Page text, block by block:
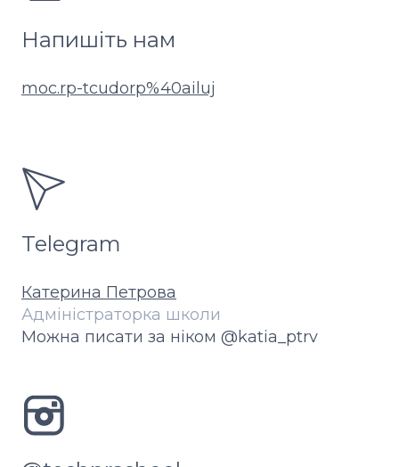
Напишіть нам
moc.rp-tcudorp%40ailuj
Telegram
Катерина Петрова
Адміністраторка школи
Можна писати за ніком @katia_ptrv